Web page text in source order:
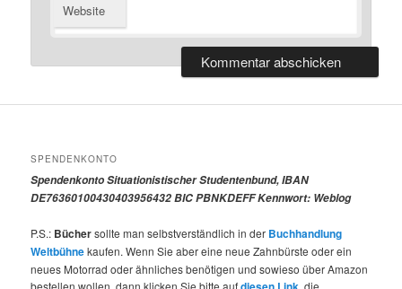
Website
SPENDENKONTO
Spendenkonto Situationistischer Studentenbund, IBAN
DE76360100430403956432 BIC PBNKDEFF Kennwort: Weblog
P.S.: Büchersollte man selbstverständlich in der Buchhandlung
Weltbühnekaufen. Wenn Sie aber eine neue Zahnbürste oder ein
neues Motorrad oder ähnliches benötigen und sowieso über Amazon
bestellen wollen, dann klicken Sie bitte auf
, die